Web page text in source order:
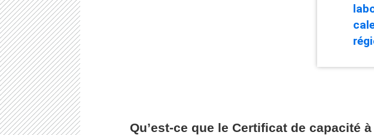
Qu’est-ce que le Certificat de capacité